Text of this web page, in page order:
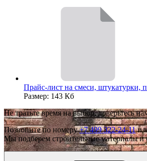
Прайс-лист на смеси,
Размер: 143 Кб
Не тратьте время на выбор, доверьтесь
Позвоните по номеру+7 499 322-24-11
Мы подберем строительные материалы и